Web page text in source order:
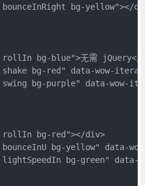
bg-yellow"></
bg-blue">无需 jQuery</
bg-red" data-wow-
bg-purple" data-wow-
bg-red"></div>
bg-yellow" data-
bg-green"